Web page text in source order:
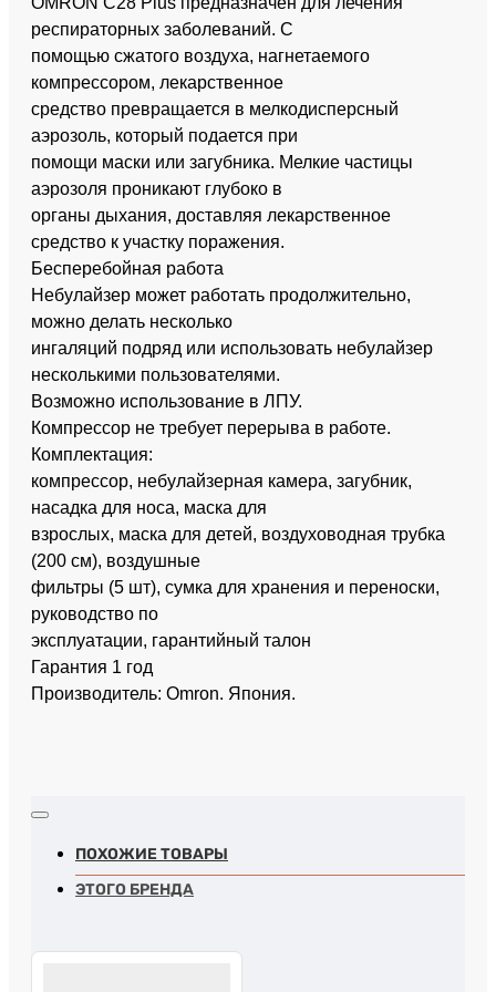
респираторных заболеваний. С
помощью сжатого воздуха, нагнетаемого
компрессором, лекарственное
средство превращается в мелкодисперсный
аэрозоль, который подается при
помощи маски или загубника. Мелкие частицы
аэрозоля проникают глубоко в
органы дыхания, доставляя лекарственное
средство к участку поражения.
Бесперебойная работа
Небулайзер может работать продолжительно,
можно делать несколько
ингаляций подряд или использовать небулайзер
несколькими пользователями.
Возможно использование в ЛПУ.
Компрессор не требует перерыва в работе.
Комплектация:
компрессор, небулайзерная камера, загубник,
насадка для носа, маска для
взрослых, маска для детей, воздуховодная трубка
(200 см), воздушные
фильтры (5 шт), сумка для хранения и переноски,
руководство по
эксплуатации, гарантийный талон
Гарантия 1 год
Производитель: Omron. Япония.
ПОХОЖИЕ ТОВАРЫ
ЭТОГО БРЕНДА